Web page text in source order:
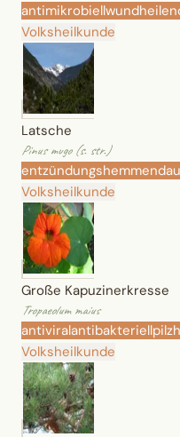
antimikrobiell
Volksheilkunde
Latsche
Pinus mugo (s. str.)
entzündungshemmend
Volksheilkunde
Große Kapuzinerkresse
Tropaeolum maius
antiviralantibakteriell
Volksheilkunde